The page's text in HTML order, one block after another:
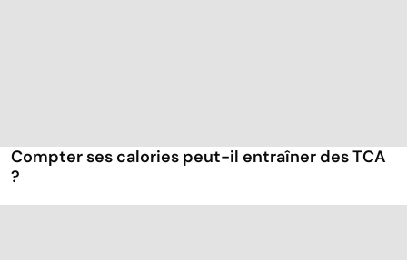
Compter ses calories peut-il entraîner des TCA
?